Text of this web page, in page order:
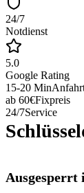
24/7
Notdienst
5.0
Google Rating
15-20 Min
ab 60€Fixpreis
24/7Service